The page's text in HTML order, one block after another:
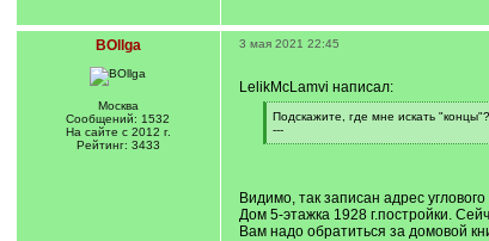
BOllga
Москва
Сообщений: 1532
На сайте с 2012 г.
Рейтинг: 3433
3 мая 2021 22:45
LelikMcLamvi написал:
[
q
]
Подскажите, где мне искать "концы"?
---
[
Видимо, так записан адрес
Дом 5-этажка 1928 г.постройки.
Вам надо обратиться за домовой